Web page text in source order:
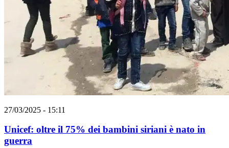
27/03/2025 - 15:11
Unicef: oltre il 75% dei bambini siriani è nato in
guerra